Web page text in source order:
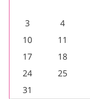
3
4
10
11
17
18
24
25
31